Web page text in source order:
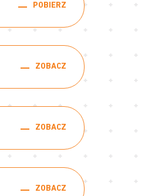
POBIERZ
ZOBACZ
ZOBACZ
ZOBACZ